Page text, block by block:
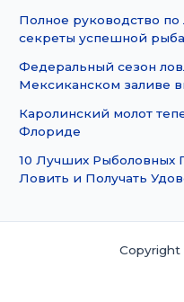
Полное руководство по
секреты успешной
Федеральный сезон
Мексиканском заливе
Каролинский молот
Флориде
10 Лучших Рыболовных
Ловить и Получать